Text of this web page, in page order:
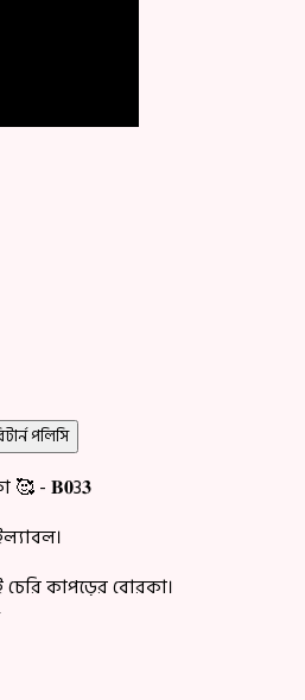
পলিসি
🥰 - 𝐁𝟎3𝟑
চেরি কাপড়ের বোরকা।